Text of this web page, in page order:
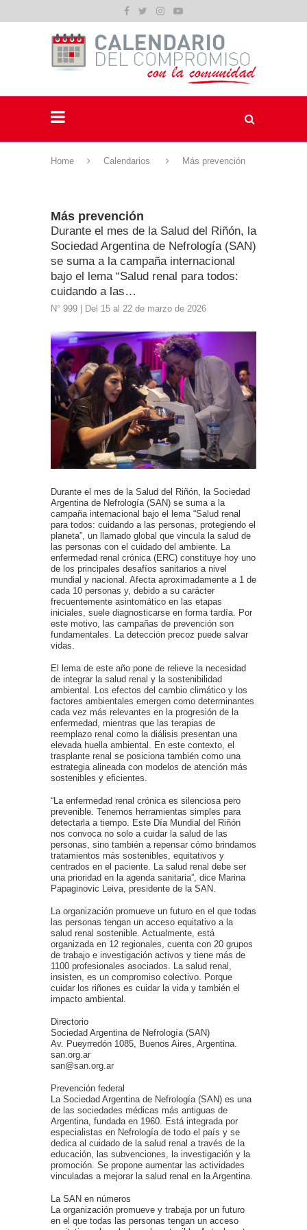
Home Calendarios Más prevención
Más prevención
Durante el mes de la Salud del Riñón, la
Sociedad Argentina de Nefrología (SAN)
se suma a la campaña internacional
bajo el lema “Salud renal para todos:
cuidando a las…
N° 999 | Del 15 al 22 de marzo de 2026
Durante el mes de la Salud del Riñón, la Sociedad
Argentina de Nefrología (SAN) se suma a la
campaña internacional bajo el lema “Salud renal
para todos: cuidando a las personas, protegiendo el
planeta”, un llamado global que vincula la salud de
las personas con el cuidado del ambiente. La
enfermedad renal crónica (ERC) constituye hoy uno
de los principales desafíos sanitarios a nivel
mundial y nacional. Afecta aproximadamente a 1 de
cada 10 personas y, debido a su carácter
frecuentemente asintomático en las etapas
iniciales, suele diagnosticarse en forma tardía. Por
este motivo, las campañas de prevención son
fundamentales. La detección precoz puede salvar
vidas.
El lema de este año pone de relieve la necesidad
de integrar la salud renal y la sostenibilidad
ambiental. Los efectos del cambio climático y los
factores ambientales emergen como determinantes
cada vez más relevantes en la progresión de la
enfermedad, mientras que las terapias de
reemplazo renal como la diálisis presentan una
elevada huella ambiental. En este contexto, el
trasplante renal se posiciona también como una
estrategia alineada con modelos de atención más
sostenibles y eficientes.
“La enfermedad renal crónica es silenciosa pero
prevenible. Tenemos herramientas simples para
detectarla a tiempo. Este Día Mundial del Riñón
nos convoca no solo a cuidar la salud de las
personas, sino también a repensar cómo brindamos
tratamientos más sostenibles, equitativos y
centrados en el paciente. La salud renal debe ser
una prioridad en la agenda sanitaria”, dice Marina
Papaginovic Leiva, presidente de la SAN.
La organización promueve un futuro en el que todas
las personas tengan un acceso equitativo a la
salud renal sostenible. Actualmente, está
organizada en 12 regionales, cuenta con 20 grupos
de trabajo e investigación activos y tiene más de
1100 profesionales asociados. La salud renal,
insisten, es un compromiso colectivo. Porque
cuidar los riñones es cuidar la vida y también el
impacto ambiental.
Directorio
Sociedad Argentina de Nefrología (SAN)
Av. Pueyrredón 1085, Buenos Aires, Argentina.
san.org.ar
san@san.org.ar
Prevención federal
La Sociedad Argentina de Nefrología (SAN) es una
de las sociedades médicas más antiguas de
Argentina, fundada en 1960. Está integrada por
especialistas en Nefrología de todo el país y se
dedica al cuidado de la salud renal a través de la
educación, las subvenciones, la investigación y la
promoción. Se propone aumentar las actividades
vinculadas a mejorar la salud renal en la Argentina.
La SAN en números
La organización promueve y trabaja por un futuro
en el que todas las personas tengan un acceso